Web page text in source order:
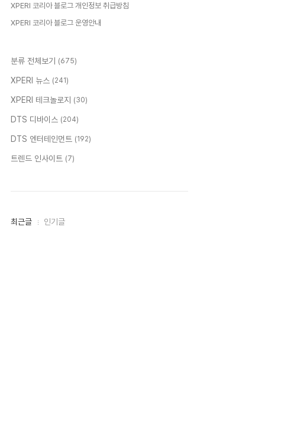
XPERI 코리아 블로그 개인정보 취급방침
XPERI 코리아 블로그 운영안내
분류 전체보기 (675)
XPERI 뉴스 (241)
XPERI 테크놀로지 (30)
DTS 디바이스 (204)
DTS 엔터테인먼트 (192)
트렌드 인사이트 (7)
최
최근글 인기글